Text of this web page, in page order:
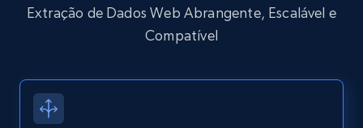
type and status
Zpid, City, State, HomeStatus, Address,
Extração de Dados Web Abrangente, Escalável e
Compatível